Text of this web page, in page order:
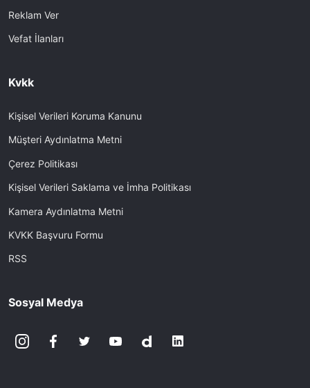
Reklam Ver
Vefat İlanları
Kvkk
Kişisel Verileri Koruma Kanunu
Müşteri Aydınlatma Metni
Çerez Politikası
Kişisel Verileri Saklama ve İmha Politikası
Kamera Aydınlatma Metni
KVKK Başvuru Formu
RSS
Sosyal Medya